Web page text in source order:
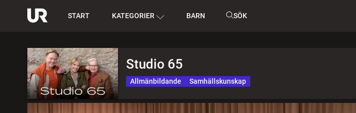
START KATEGORIER BARN SÖK
Studio 65
Allmänbildande Samhällskunskap